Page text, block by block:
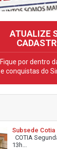
ATUALIZE
Fique por dentro
e conquistas do
Subsede Cotia
COTIA
13h...